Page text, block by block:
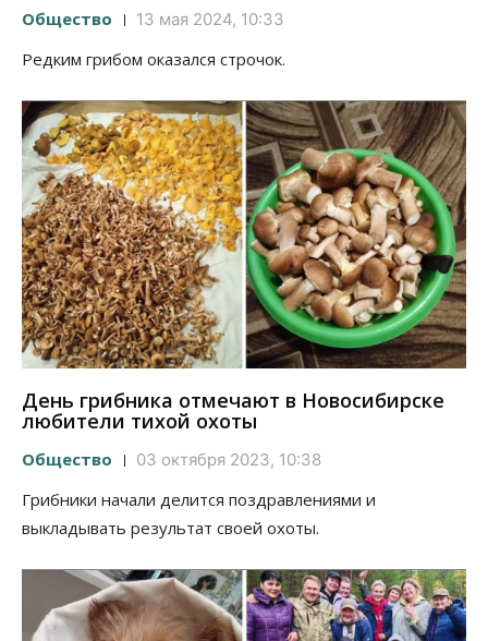
Общество 13 мая 2024, 10:33
Редким грибом оказался строчок.
День грибника отмечают в Новосибирске
любители тихой охоты
Общество 03 октября 2023, 10:38
Грибники начали делится поздравлениями и
выкладывать результат своей охоты.